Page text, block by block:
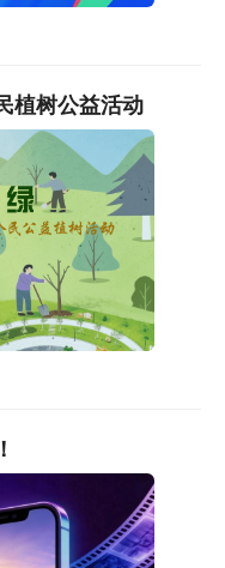
务，具体网点地址可
民查询 - 服务网点”查
沿线新增两个政务终端
楼平台），一台在东
助扫码支付后充值学
）。
植树公益活动